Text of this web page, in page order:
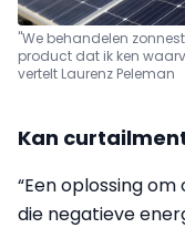
"We behandelen
product dat ik ken
vertelt Laurenz Peleman
Kan
“Een oplossing
die negatieve